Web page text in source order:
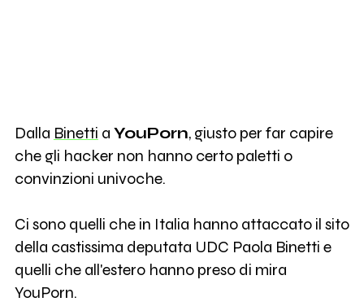
Dalla Binetti a YouPorn, giusto per far capire
che gli hacker non hanno certo paletti o
convinzioni univoche.
Ci sono quelli che in Italia hanno attaccato il sito
della castissima deputata UDC Paola Binetti e
quelli che all'estero hanno preso di mira
YouPorn.